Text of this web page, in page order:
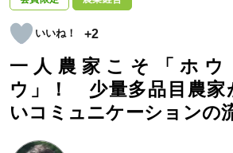
+2
一人農家こそ「ホウ
ウ」！ 少量多品目農家
いコミュニケーションの